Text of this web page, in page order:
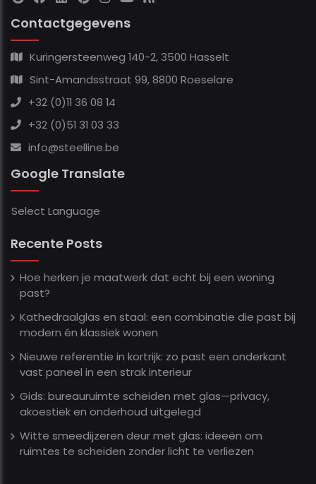
Contactgegevens
Kuringersteenweg 140-2, 3500 Hasselt
Sint-Amandsstraat 99, 8800 Roeselare
+32 (0)11 36 08 14
+32 (0)51 31 03 33
info@steelline.be
Google Translate
Select Language
Recente Posts
Hoe herken je maatwerk dat echt bij een woning
past?
Kathedraalglas en staal: een combinatie die past bij
modern én klassiek wonen
Nieuwe referentie in kortrijk: zo past een onderkant
vast paneel in een strak interieur
Gids: bureauruimte scheiden met glas—privacy,
akoestiek en onderhoud uitgelegd
Witte smeedijzeren deur met glas: ideeën om
ruimtes te scheiden zonder licht te verliezen